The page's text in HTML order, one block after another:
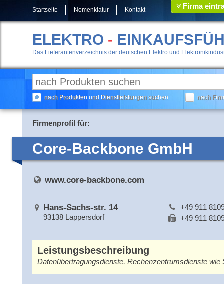
Startseite Nomenklatur Kontakt Firma
ELEKTRO -
Das Lieferantenverzeichnis der deutschen Elektro und
nach Produkten und Dienstleistungen suchen nach
Firmenprofil für:
Core-Backbone GmbH
www.core-backbone.com
Hans-Sachs-str. 14
93138 Lappersdorf
+49 911
+49 911
Leistungsbeschreibung
Datenübertragungsdienste, Rechenzentrumsdienste